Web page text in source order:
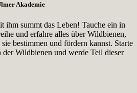
Akademie
ihm summt das Leben! Tauche ein in
und erfahre alles über Wildbienen,
bestimmen und fördern kannst. Starte
Wildbienen und werde Teil dieser